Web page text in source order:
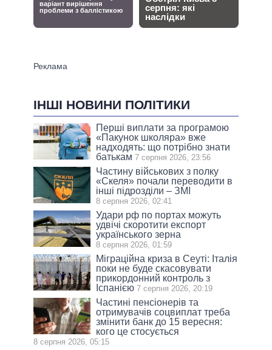
ІНШІ НОВИНИ ПОЛІТИКИ
Перші виплати за програмою
«Пакунок школяра» вже
надходять: що потрібно знати
батькам 7 серпня 2026, 23:56
Частину військових з полку
«Скеля» почали переводити в
інші підрозділи – ЗМІ
8 серпня 2026, 02:41
Удари рф по портах можуть
удвічі скоротити експорт
українського зерна
8 серпня 2026, 01:59
Міграційна криза в Сеуті: Італія
поки не буде скасовувати
прикордонний контроль з
Іспанією 7 серпня 2026, 20:19
Частині пенсіонерів та
отримувачів соцвиплат треба
змінити банк до 15 вересня:
кого це стосується
8 серпня 2026, 05:15